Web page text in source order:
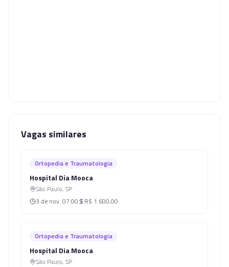
Vagas similares
Ortopedia e Traumatologia
Hospital Dia Mooca
São Paulo, SP
3 de nov. 07:00 R$ 1.600,00
Ortopedia e Traumatologia
Hospital Dia Mooca
São Paulo, SP